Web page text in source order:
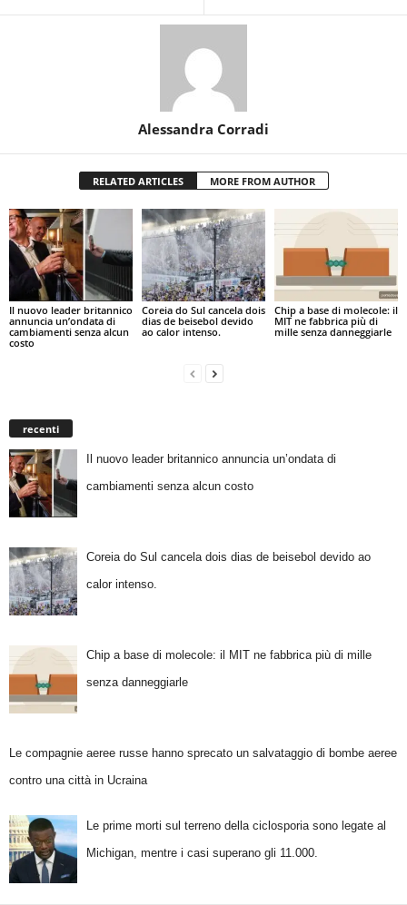
Alessandra Corradi
RELATED ARTICLES MORE FROM AUTHOR
Il nuovo leader britannico
annuncia un’ondata di
cambiamenti senza alcun
costo
Coreia do Sul cancela dois
dias de beisebol devido
ao calor intenso.
Chip a base di molecole: il
MIT ne fabbrica più di
mille senza danneggiarle
recenti
Il nuovo leader britannico annuncia un’ondata di
cambiamenti senza alcun costo
Coreia do Sul cancela dois dias de beisebol devido ao
calor intenso.
Chip a base di molecole: il MIT ne fabbrica più di mille
senza danneggiarle
Le compagnie aeree russe hanno sprecato un salvataggio di bombe aeree
contro una città in Ucraina
Le prime morti sul terreno della ciclosporia sono legate al
Michigan, mentre i casi superano gli 11.000.